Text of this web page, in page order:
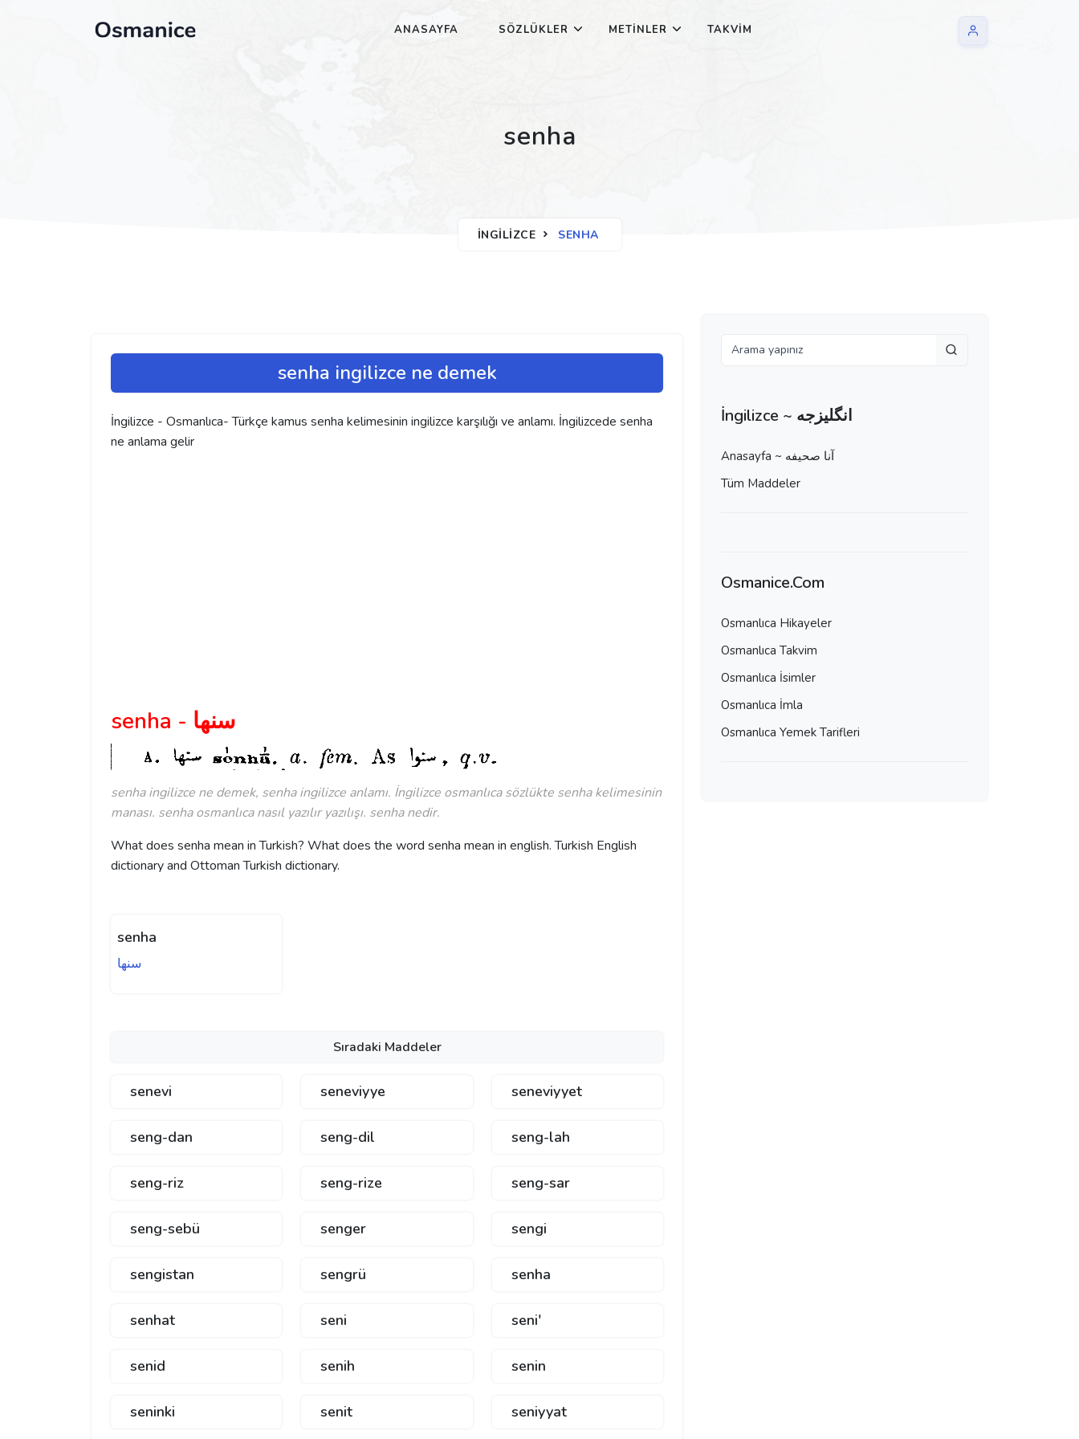
ANASAYFA SÖZLÜKLER METINLER TAKVIM
senha
İNGILIZCE SENHA
senha ingilizce ne demek
İngilizce - Osmanlıca- Türkçe kamus senha kelimesinin ingilizce karşılığı ve anlamı. İngilizcede senha
ne anlama gelir
senha - سنها
senha ingilizce ne demek, senha ingilizce anlamı. İngilizce osmanlıca sözlükte senha kelimesinin
manası. senha osmanlıca nasıl yazılır yazılışı. senha nedir.
What does senha mean in Turkish? What does the word senha mean in english. Turkish English
dictionary and Ottoman Turkish dictionary.
senha
سنها
Sıradaki Maddeler
senevi seneviyye seneviyyet
seng-dan seng-dil seng-lah
seng-riz seng-rize seng-sar
seng-sebü senger sengi
sengistan sengrü senha
senhat seni seni'
senid senih senin
seninki senit seniyyat
İngilizce ~ انگلیزجه
Anasayfa ~ آنا صحيفه
Tüm Maddeler
Osmanice.Com
Osmanlıca Hikayeler
Osmanlıca Takvim
Osmanlıca İsimler
Osmanlıca İmla
Osmanlıca Yemek Tarifleri